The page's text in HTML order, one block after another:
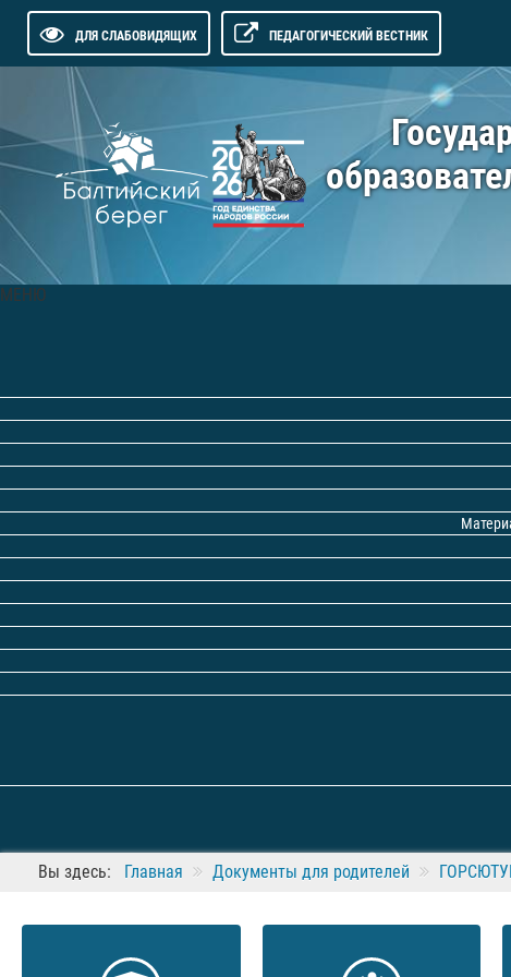
ДЛЯ СЛАБОВИДЯЩИХ ПЕДАГОГИЧЕСКИЙ ВЕСТНИК
МЕНЮ
Вы здесь: Главная Документы для родителей